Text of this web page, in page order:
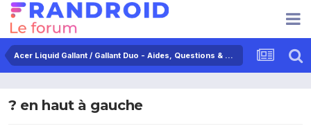
Acer Liquid Gallant / Gallant Duo - Aides, Questions & Réponses
? en haut à gauche